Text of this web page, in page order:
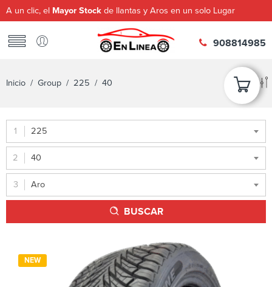
A un clic, el Mayor Stock de llantas y Aros en un solo Lugar
908814985
Inicio / Group / 225 / 40
225
40
Aro
BUSCAR
NEW